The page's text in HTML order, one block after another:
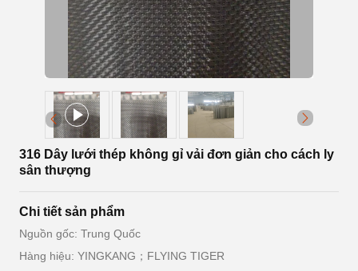
316 Dây lưới thép không gỉ vải đơn giản cho cách ly
sân thượng
Chi tiết sản phẩm
Nguồn gốc: Trung Quốc
Hàng hiệu: YINGKANG；FLYING TIGER